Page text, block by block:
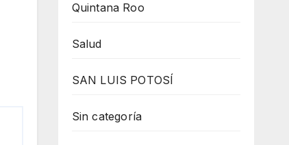
Quintana Roo
Salud
SAN LUIS POTOSÍ
Sin categoría